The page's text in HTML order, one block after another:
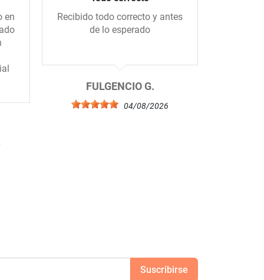
en
Recibido todo correcto y antes
de lo esperado
FULGENCIO G.
04/08/2026